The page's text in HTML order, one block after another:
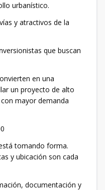
urbanístico.
y atractivos de la
que buscan
en una
un proyecto de alto
mayor demanda
tomando forma.
y ubicación son cada
documentación y